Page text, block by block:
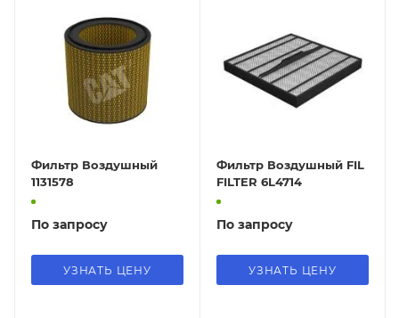
Фильтр Воздушный
1131578
По запросу
УЗНАТЬ ЦЕНУ
Фильтр Воздушный FIL
FILTER 6L4714
По запросу
УЗНАТЬ ЦЕНУ